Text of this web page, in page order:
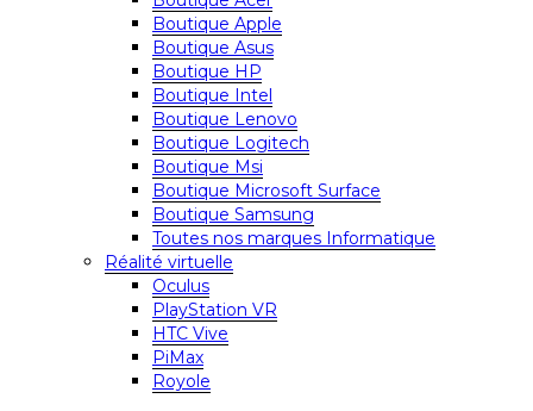
Boutique Apple
Boutique Asus
Boutique HP
Boutique Intel
Boutique Lenovo
Boutique Logitech
Boutique Msi
Boutique Microsoft Surface
Boutique Samsung
Toutes nos marques Informatique
Réalité virtuelle
Oculus
PlayStation VR
HTC Vive
PiMax
Royole